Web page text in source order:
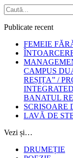
Caută...
Publicate recent
FEMEIE
CAMPUS
REȘIȚA” /
BANATUL
SCRISOARE
LAVĂ DE
Vezi și…
DRUMEȚIE